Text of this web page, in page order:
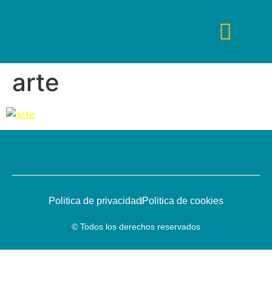
arte
Politica de privacidad Politica de cookies
© Todos los derechos reservados